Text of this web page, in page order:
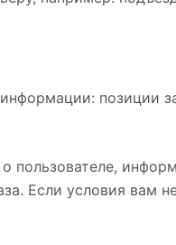
позиции
пользователе,
Если условия вам